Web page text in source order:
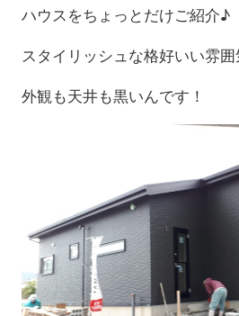
ハウスをちょっとだけご紹介♪
スタイリッシュな格好いい雰囲
外観も天井も黒いんです！